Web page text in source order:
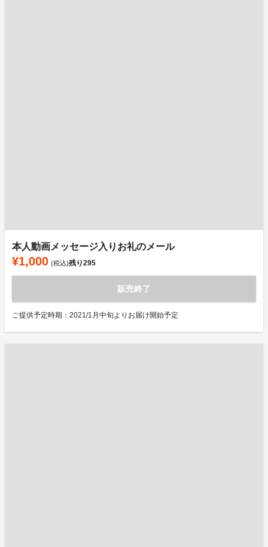
本人動画メッセージ入りお礼のメール
¥1,000 (税込)残り295
販売終了
ご提供予定時期：2021/1月中旬よりお届け開始予定